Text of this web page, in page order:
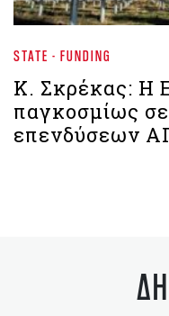
STATE - FUNDING
Κ. Σκρέκας: Η
παγκοσμίως
επενδύσεων